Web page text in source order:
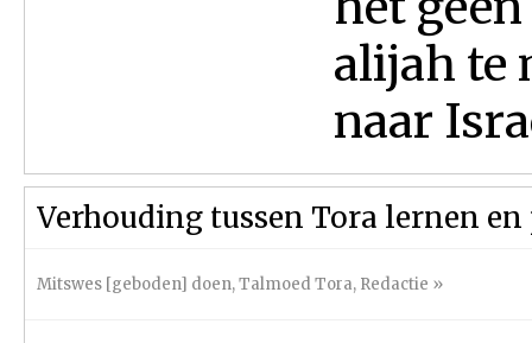
alijah te
naar
Verhouding tussen Tora lernen
Mitswes [geboden] doen,Talmoed Tora, Redactie »